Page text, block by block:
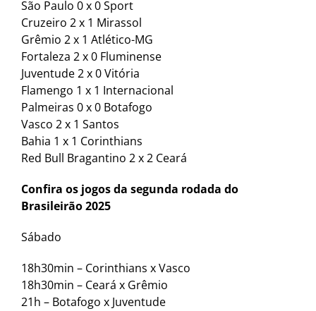
São Paulo 0 x 0 Sport
Cruzeiro 2 x 1 Mirassol
Grêmio 2 x 1 Atlético-MG
Fortaleza 2 x 0 Fluminense
Juventude 2 x 0 Vitória
Flamengo 1 x 1 Internacional
Palmeiras 0 x 0 Botafogo
Vasco 2 x 1 Santos
Bahia 1 x 1 Corinthians
Red Bull Bragantino 2 x 2 Ceará
Confira os jogos da segunda rodada do
Brasileirão 2025
Sábado
18h30min – Corinthians x Vasco
18h30min – Ceará x Grêmio
21h – Botafogo x Juventude